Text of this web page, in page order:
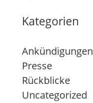
Kategorien
Ankündigungen
Presse
Rückblicke
Uncategorized